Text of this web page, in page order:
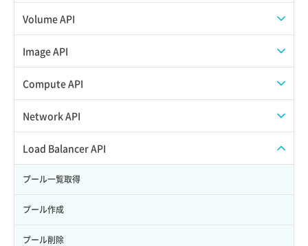
APIでVPSを作成する
API情報を確認する
Credential一覧取得
Credential作成
Credential削除
サブユーザーにロールを紐づけ
サブユーザー一覧取得
サブユーザー作成
Volume API
スナップショット一覧取得
スナップショット作成
スナップショット削除
Image API
ISOイメージアップロード
ISOイメージ作成
イメージ一覧取得
イメージ保存使用量取得
イメージ保存容量取得
イメージ保存容量変更
Compute API
ISOイメージ挿入/排出
SSHキーペア一覧取得
SSHキーペア作成
SSHキーペア削除
SSHキーペア詳細取得
Network API
QoSポリシー一覧取得
QoSポリシー詳細取得
サブネット一覧取得
サブネット作成（ローカルネットワーク用）
Load Balancer API
プール一覧取得
プール作成
プール削除